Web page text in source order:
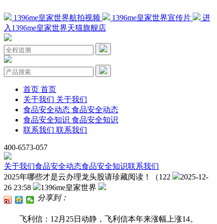
1396me皇家世界航拍视频 1396me皇家世界宣传片
进
入1396me皇家世界天猫旗舰店
首页 首页
关于我们 关于我们
食品安全动态 食品安全动态
食品安全知识 食品安全知识
联系我们 联系我们
400-6573-057
关于我们食品安全动态食品安全知识联系我们
2025年哪些才是云办理龙头股请珍藏阅读！（122
2025-12-
26 23:58
1396me皇家世界
分享到：
飞利信：12月25日动静，飞利信本年来涨幅上涨14。